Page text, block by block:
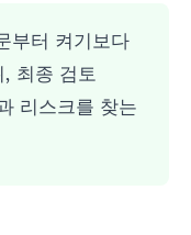
부터 켜기보다
최종 검토
리스크를 찾는